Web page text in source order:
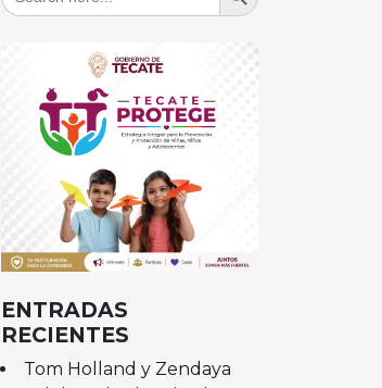
ENTRADAS
RECIENTES
Tom Holland y Zendaya